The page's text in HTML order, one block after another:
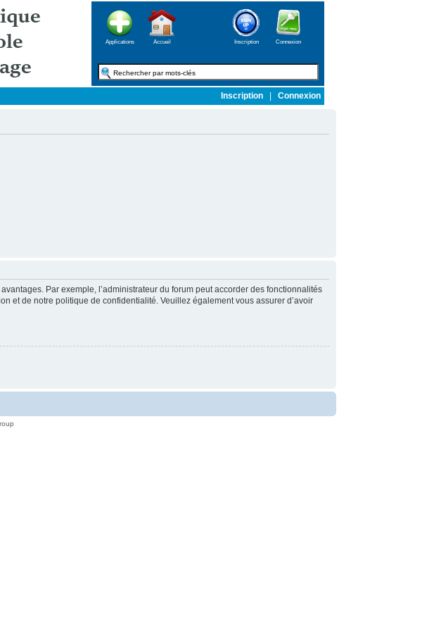
Applications Accueil Inscription Connexion
Inscription Connexion
Par exemple, l’administrateur du forum peut accorder des fonctionnalités
et de notre politique de confidentialité. Veuillez également vous assurer d’avoir